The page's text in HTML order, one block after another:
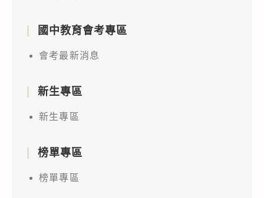
國中教育會考專區
會考最新消息
新生專區
新生專區
榜單專區
榜單專區